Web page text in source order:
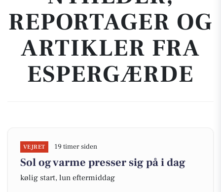
REPORTAGER OG
ARTIKLER FRA
ESPERGÆRDE
VEJRET 19 timer siden
Sol og varme presser sig på i dag
kølig start, lun eftermiddag